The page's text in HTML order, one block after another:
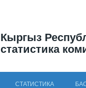
Кыргыз
статистика
СТАТИСТИКА